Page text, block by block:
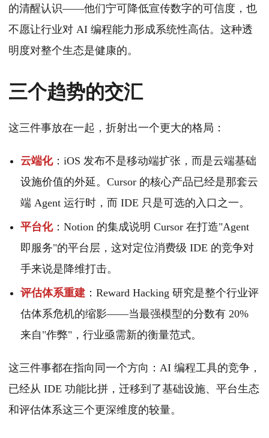
的清醒认识——他们宁可降低宣传数字的可信度，也
不愿让行业对 AI 编程能力形成系统性高估。这种透
明度对整个生态是健康的。
三个趋势的交汇
这三件事放在一起，折射出一个更大的格局：
云端化：iOS 发布不是移动端扩张，而是云端基础
设施价值的外延。Cursor 的核心产品已经是那套云
端 Agent 运行时，而 IDE 只是可选的入口之一。
平台化：Notion 的集成说明 Cursor 在打造"Agent
即服务"的平台层，这对定位消费级 IDE 的竞争对
手来说是降维打击。
评估体系重建 ：Reward Hacking 研究是整个行业评
估体系危机的缩影——当最强模型的分数有 20%
来自"作弊"，行业亟需新的衡量范式。
这三件事都在指向同一个方向：AI 编程工具的竞争，
已经从 IDE 功能比拼，迁移到了基础设施、平台生态
和评估体系这三个更深维度的较量。